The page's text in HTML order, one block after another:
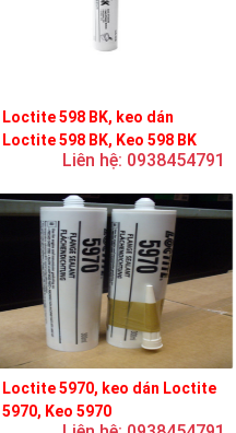
Loctite 598 BK, keo dán
Loctite 598 BK, Keo 598 BK
Liên hệ: 0938454791
Loctite 5970, keo dán Loctite
5970, Keo 5970